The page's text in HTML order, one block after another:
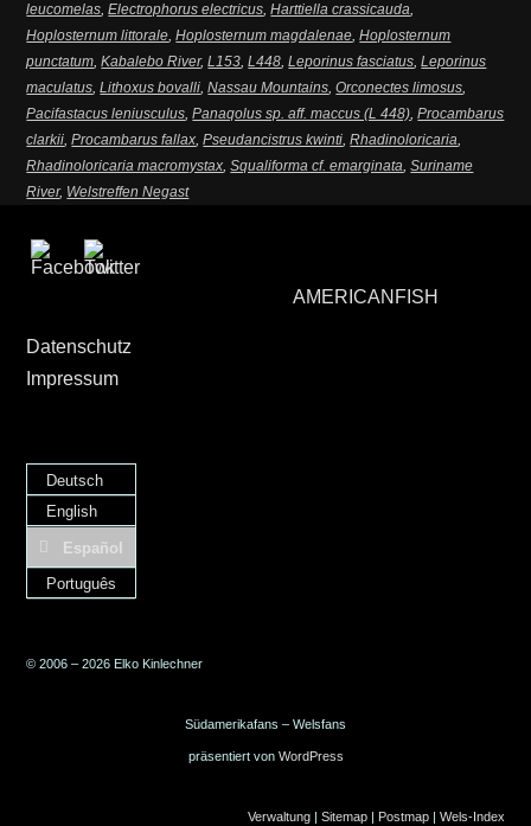
leucomelas,Electrophorus electricus,Harttiella crassicauda,
Hoplosternum littorale,Hoplosternum magdalenae,Hoplosternum
punctatum,Kabalebo River,L153,L448,Leporinus fasciatus,Leporinus
maculatus,Lithoxus bovalli,Nassau Mountains,Orconectes limosus,
Pacifastacus leniusculus,Panaqolus sp. aff. maccus (L 448),Procambarus
clarkii,Procambarus fallax,Pseudancistrus kwinti,Rhadinoloricaria,
Rhadinoloricaria macromystax,Squaliforma cf. emarginata,Suriname
River, Welstreffen Negast
AMERICANFISH
Datenschutz
Impressum
Deutsch
English
Español
Português
© 2006 – 2026 Elko Kinlechner
Südamerikafans – Welsfans
präsentiert von WordPress
Verwaltung| Sitemap| Postmap| Wels-Index